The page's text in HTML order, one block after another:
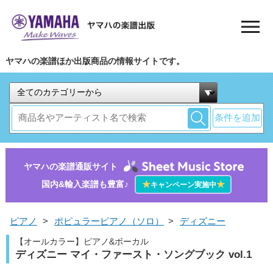
ヤマハの楽譜ほか出版商品の情報サイトです。
条件を追加
ヤマハの楽譜通販サイト
国内&輸入楽譜も豊富♪
★キャンペーン実施中★
ピアノ > ポピュラーピアノ（ソロ） > ディズニー
【オールカラー】ピアノ&ボーカル
ディズニー マイ・ファースト・ソングブック vol.1